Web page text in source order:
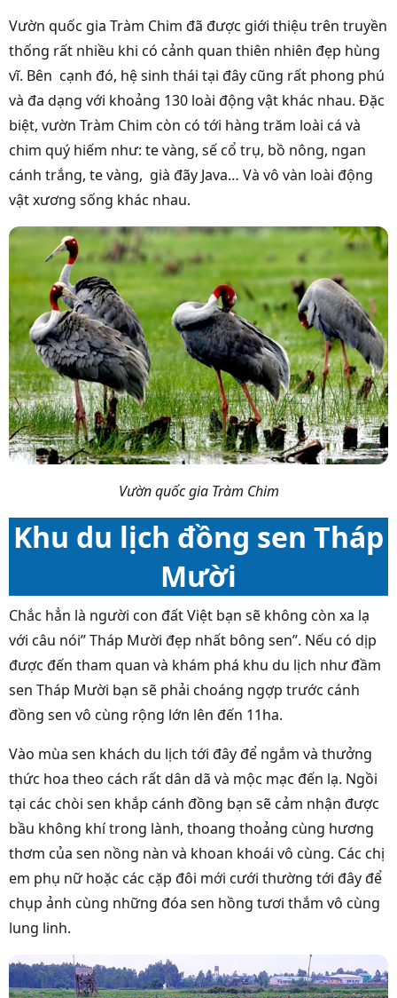
Vườn quốc gia Tràm Chim đã được giới thiệu trên truyền
thống rất nhiều khi có cảnh quan thiên nhiên đẹp hùng
vĩ. Bên cạnh đó, hệ sinh thái tại đây cũng rất phong phú
và đa dạng với khoảng 130 loài động vật khác nhau. Đặc
biệt, vườn Tràm Chim còn có tới hàng trăm loài cá và
chim quý hiếm như: te vàng, sế cổ trụ, bồ nông, ngan
cánh trắng, te vàng, già đãy Java… Và vô vàn loài động
vật xương sống khác nhau.
Vườn quốc gia Tràm Chim
Khu du lịch đồng sen Tháp
Mười
Chắc hẳn là người con đất Việt bạn sẽ không còn xa lạ
với câu nói” Tháp Mười đẹp nhất bông sen”. Nếu có dịp
được đến tham quan và khám phá khu du lịch như đầm
sen Tháp Mười bạn sẽ phải choáng ngợp trước cánh
đồng sen vô cùng rộng lớn lên đến 11ha.
Vào mùa sen khách du lịch tới đây để ngắm và thưởng
thức hoa theo cách rất dân dã và mộc mạc đến lạ. Ngồi
tại các chòi sen khắp cánh đồng bạn sẽ cảm nhận được
bầu không khí trong lành, thoang thoảng cùng hương
thơm của sen nồng nàn và khoan khoái vô cùng. Các chị
em phụ nữ hoặc các cặp đôi mới cưới thường tới đây để
chụp ảnh cùng những đóa sen hồng tươi thắm vô cùng
lung linh.